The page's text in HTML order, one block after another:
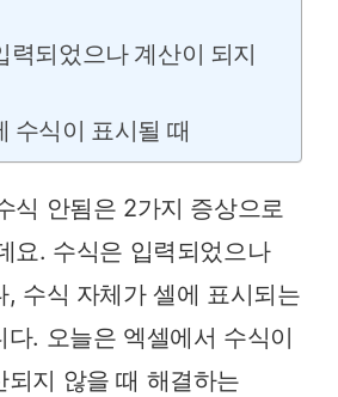
력되었으나 계산이 되지
수식이 표시될 때
식 안됨은 2가지 증상으로
요. 수식은 입력되었으나
, 수식 자체가 셀에 표시되는
다. 오늘은 엑셀에서 수식이
되지 않을 때 해결하는